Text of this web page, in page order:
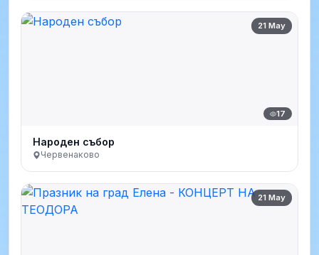
21 May
17
Народен събор
Червенаково
21 May